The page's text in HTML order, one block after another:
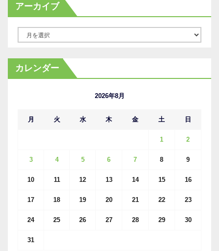
アーカイブ
カ
イ
カレンダー
2026年8月
月 火 水 木 金 土 日
1 2
3 4 5 6 7 8 9
10 11 12 13 14 15 16
17 18 19 20 21 22 23
24 25 26 27 28 29 30
31